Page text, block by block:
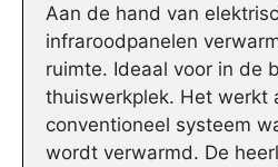
Aan de hand van
infraroodpanelen
ruimte. Ideaal voor in de
thuiswerkplek. Het werkt
conventioneel systeem
wordt verwarmd. De